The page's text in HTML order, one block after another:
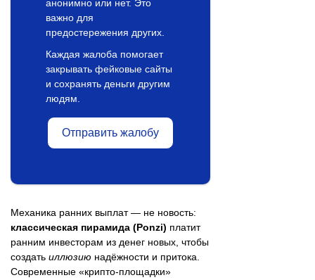
анонимно или нет. Это
важно для
предостережения других.
Каждая жалоба помогает
закрывать фейковые сайты
и сохранять деньги другим
людям.
Отправить жалобу
Механика ранних выплат — не новость:
классическая пирамида (Ponzi) платит
ранним инвесторам из денег новых, чтобы
создать иллюзию надёжности и притока.
Современные «крипто-площадки»